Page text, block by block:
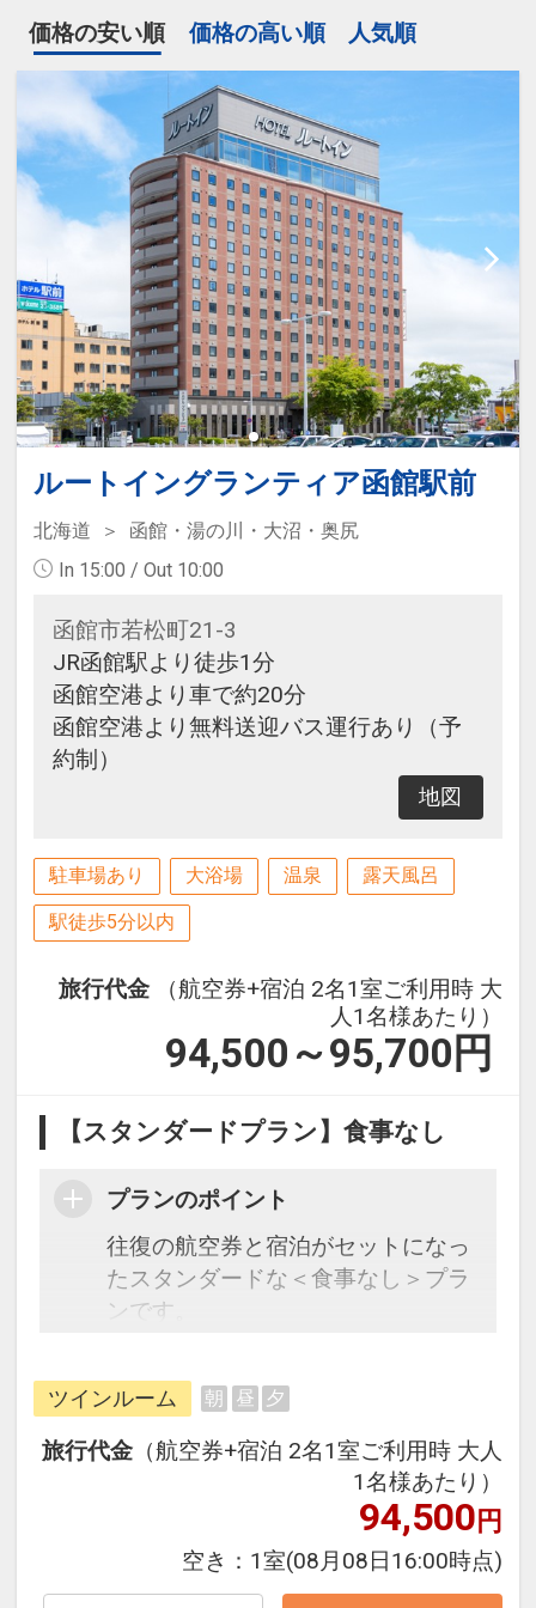
価格の安い順
価格の高い順 人気順
ルートイングランティア函館駅前
北海道
函館・湯の川・大沼・奥尻
In 15:00 / Out 10:00
函館市若松町21-3
JR函館駅より徒歩1分
函館空港より車で約20分
函館空港より無料送迎バス運行あり（予
約制）
地図
駐車場あり 大浴場 温泉 露天風呂
駅徒歩5分以内
旅行代金
（航空券+宿泊 2名1室ご利用時 大
人1名様あたり）
94,500～95,700 円
【スタンダードプラン】食事なし
プランのポイント
往復の航空券と宿泊がセットになっ
たスタンダードな＜食事なし＞プラ
ンです。
できるダイナミックパッケージだか
ら、一都市滞在はもちろん周遊旅行
にも最適！
旅行期間中の1泊だけの宿泊や延
泊・飛び泊なども自由自在です。
フライトは、安心のJAL（または
JALグループ）確約！フライトマイ
ル50%貯まります。
ツインルーム 朝 昼 夕
旅行代金 （航空券+宿泊 2名1室ご利用時 大人
1名様あたり）
94,500円
空き： 1室(08月08日16:00時点)